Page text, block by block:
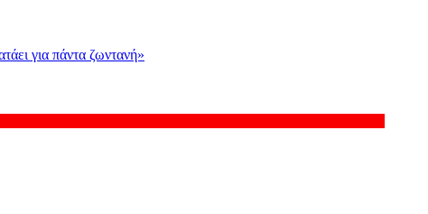
για πάντα ζωντανή»